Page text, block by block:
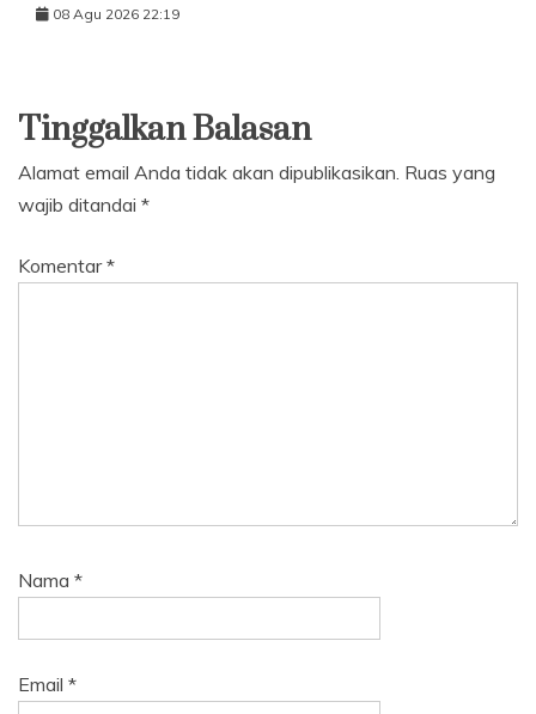
08 Agu 2026 22:19
Tinggalkan Balasan
Alamat email Anda tidak akan dipublikasikan. Ruas yang
wajib ditandai *
Komentar*
Nama *
Email *